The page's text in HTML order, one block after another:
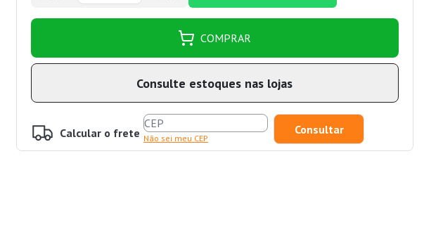
COMPRAR
Consulte estoques nas lojas
Calcular o frete Não sei meu CEP